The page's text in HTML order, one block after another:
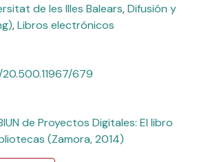
de les Illes Balears,Difusión y
,Libros electrónicos
679
de Proyectos Digitales: El libro
(Zamora, 2014)